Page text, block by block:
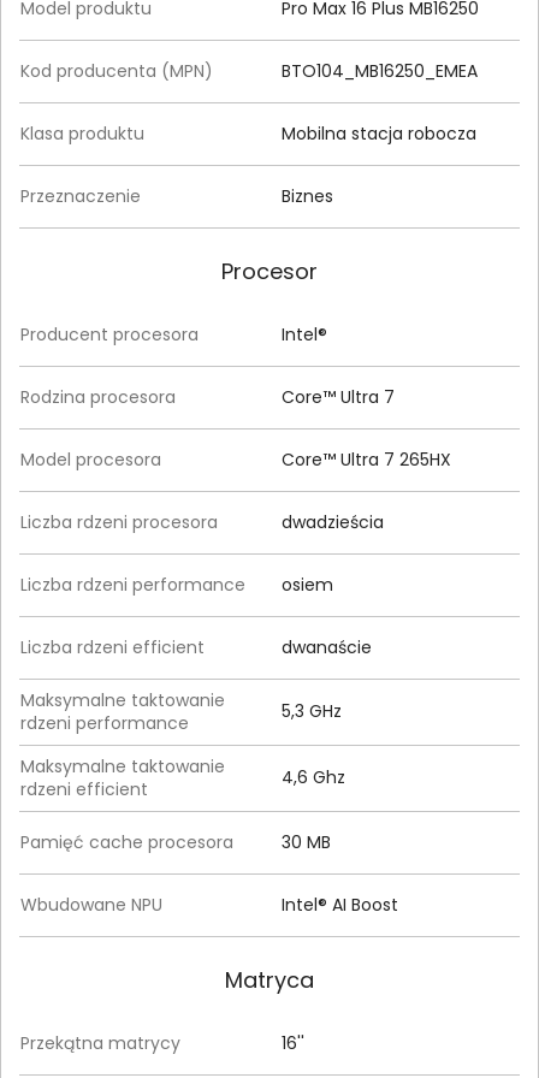
Model produktu Pro Max 16 Plus MB16250
Kod producenta (MPN) BTO104_MB16250_EMEA
Klasa produktu Mobilna stacja robocza
Przeznaczenie Biznes
Procesor
Producent procesora Intel®
Rodzina procesora Core™ Ultra 7
Model procesora Core™ Ultra 7 265HX
Liczba rdzeni procesora dwadzieścia
Liczba rdzeni performance osiem
Liczba rdzeni efficient dwanaście
Maksymalne taktowanie
rdzeni performance
5,3 GHz
Maksymalne taktowanie
rdzeni efficient
4,6 Ghz
Pamięć cache procesora 30 MB
Wbudowane NPU Intel® AI Boost
Matryca
Przekątna matrycy 16''